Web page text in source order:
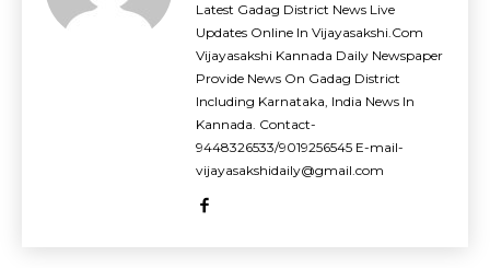
Latest Gadag District News Live
Updates Online In Vijayasakshi.Com
Vijayasakshi Kannada Daily Newspaper
Provide News On Gadag District
Including Karnataka, India News In
Kannada. Contact-
9448326533/9019256545 E-mail-
vijayasakshidaily@gmail.com